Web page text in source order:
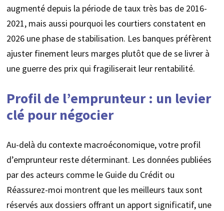
augmenté depuis la période de taux très bas de 2016-
2021, mais aussi pourquoi les courtiers constatent en
2026 une phase de stabilisation. Les banques préfèrent
ajuster finement leurs marges plutôt que de se livrer à
une guerre des prix qui fragiliserait leur rentabilité.
Profil de l’emprunteur : un levier
clé pour négocier
Au-delà du contexte macroéconomique, votre profil
d’emprunteur reste déterminant. Les données publiées
par des acteurs comme le Guide du Crédit ou
Réassurez-moi montrent que les meilleurs taux sont
réservés aux dossiers offrant un apport significatif, une